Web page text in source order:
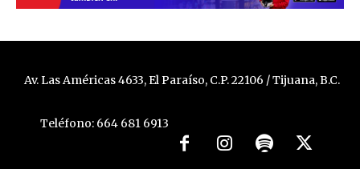
Av. Las Américas 4633, El Paraíso, C.P. 22106 / Tijuana, B.C.
Teléfono: 664 681 6913